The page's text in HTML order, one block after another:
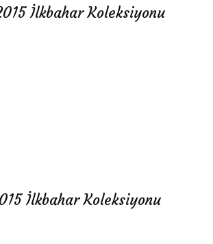
İlkbahar Koleksiyonu
İlkbahar Koleksiyonu